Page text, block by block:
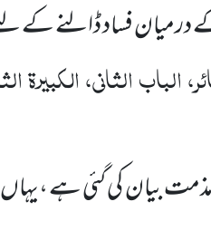
درمیان فساد ڈالنے
الباب الثانی،
بیان کی گئی ہے ،یہاں